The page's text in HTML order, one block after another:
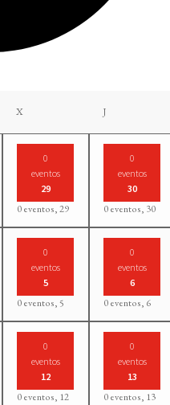
Xmiércoles Jjueves
0
eventos
29
0 eventos,29
0
eventos
30
0 eventos, 30
0
eventos
5
0 eventos,5
0
eventos
6
0 eventos, 6
0
eventos
12
0 eventos, 12
0
eventos
13
0 eventos, 13